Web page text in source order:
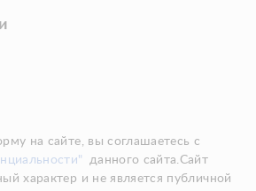
на сайте, вы соглашаетесь с
данного сайта.Сайт
характер и не является публичной